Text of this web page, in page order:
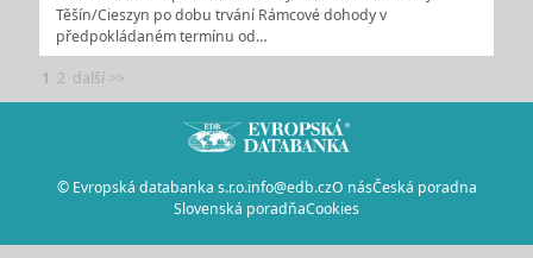
Těšín/Cieszyn po dobu trvání Rámcové dohody v
předpokládaném termínu od…
1 2 další >>
© Evropská databanka s.r.o.info@edb.czO násČeská poradna
Slovenská poradňaCookies